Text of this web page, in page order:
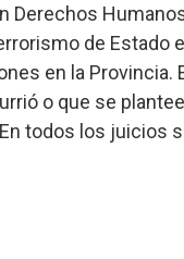
Derechos
de Estado
en la
o que se
todos los juicios